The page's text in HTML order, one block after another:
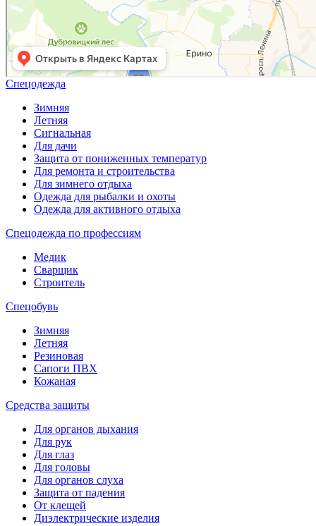
Спецодежда
Зимняя
Летняя
Сигнальная
Для дачи
Защита от пониженных температур
Для ремонта и строительства
Для зимнего отдыха
Одежда для рыбалки и охоты
Одежда для активного отдыха
Спецодежда по профессиям
Медик
Сварщик
Строитель
Спецобувь
Зимняя
Летняя
Резиновая
Сапоги ПВХ
Кожаная
Средства защиты
Для органов дыхания
Для рук
Для глаз
Для головы
Для органов слуха
Защита от падения
От клещей
Диэлектрические изделия